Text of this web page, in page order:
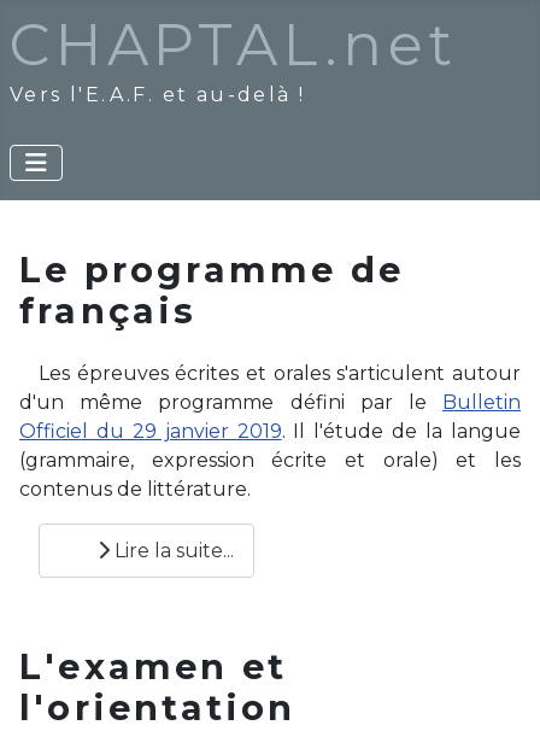
CHAPTAL.net
Vers l'E.A.F. et au-delà !
Le programme de
français
Les épreuves écrites et orales s'articulent autour
d'un même programme défini par le Bulletin
Officiel du 29 janvier 2019. Il l'étude de la langue
(grammaire, expression écrite et orale) et les
contenus de littérature.
Lire la suite...
L'examen et
l'orientation